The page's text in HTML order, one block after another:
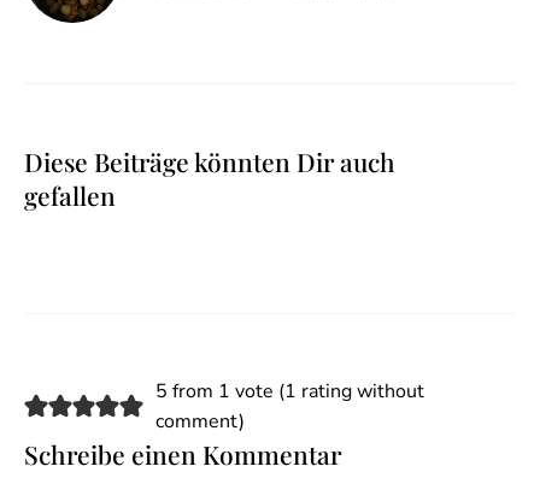
Diese Beiträge könnten Dir auch
gefallen
5 from 1 vote (1 rating without
comment)
Schreibe einen Kommentar